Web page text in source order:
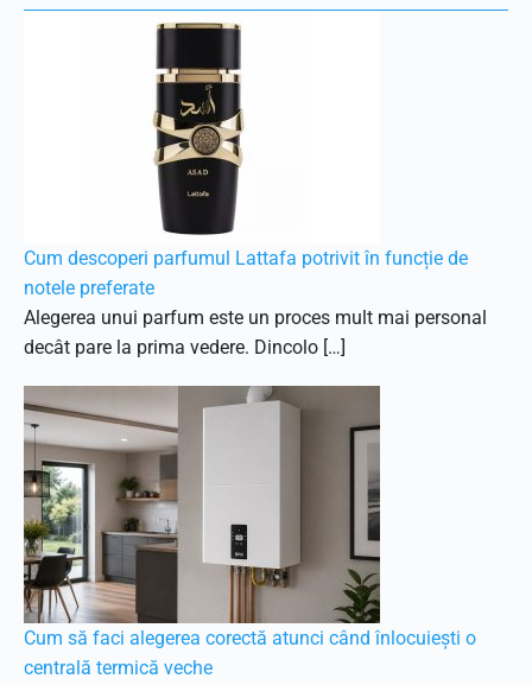
Cum descoperi parfumul Lattafa potrivit în funcție de
notele preferate
Alegerea unui parfum este un proces mult mai personal
decât pare la prima vedere. Dincolo […]
Cum să faci alegerea corectă atunci când înlocuiești o
centrală termică veche